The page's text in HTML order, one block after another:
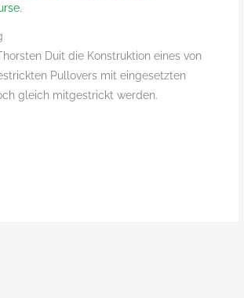
Duit die Konstruktion eines von
Pullovers mit eingesetzten
gleich mitgestrickt werden.